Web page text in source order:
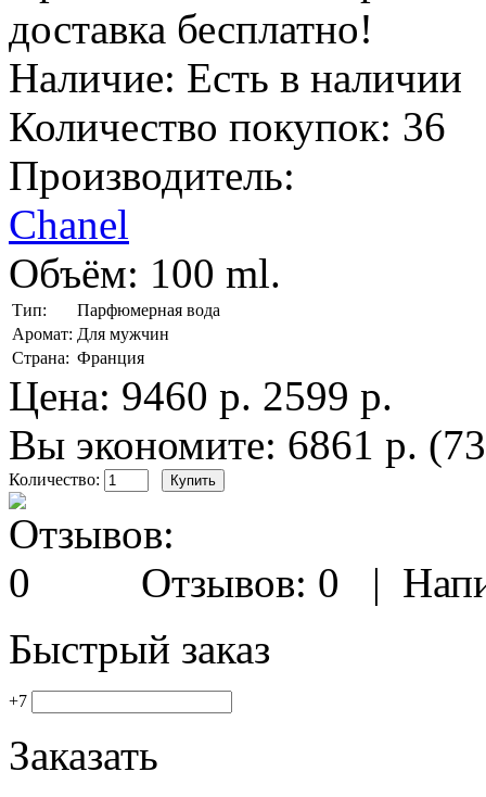
доставка бесплатно!
Наличие: Есть в наличии
Количество покупок: 36
Производитель:
Chanel
Объём: 100 ml.
Тип:
Парфюмерная вода
Аромат: Для мужчин
Страна: Франция
Цена: 9460 р. 2599 р.
Вы экономите: 6861 р.
Количество:
Отзывов: 0 |
Быстрый заказ
+7
Заказать